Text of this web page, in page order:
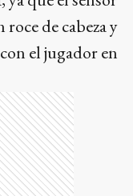
de cabeza y
el jugador en